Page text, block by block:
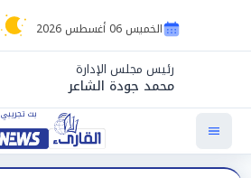
الخميس 06 أغسطس 2026
رئيس مجلس الإدارة
محمد جودة الشاعر